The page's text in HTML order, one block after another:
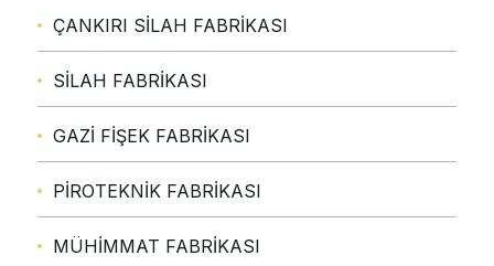
ÇANKIRI SİLAH FABRİKASI
SİLAH FABRİKASI
GAZİ FİŞEK FABRİKASI
PİROTEKNİK FABRİKASI
MÜHİMMAT FABRİKASI